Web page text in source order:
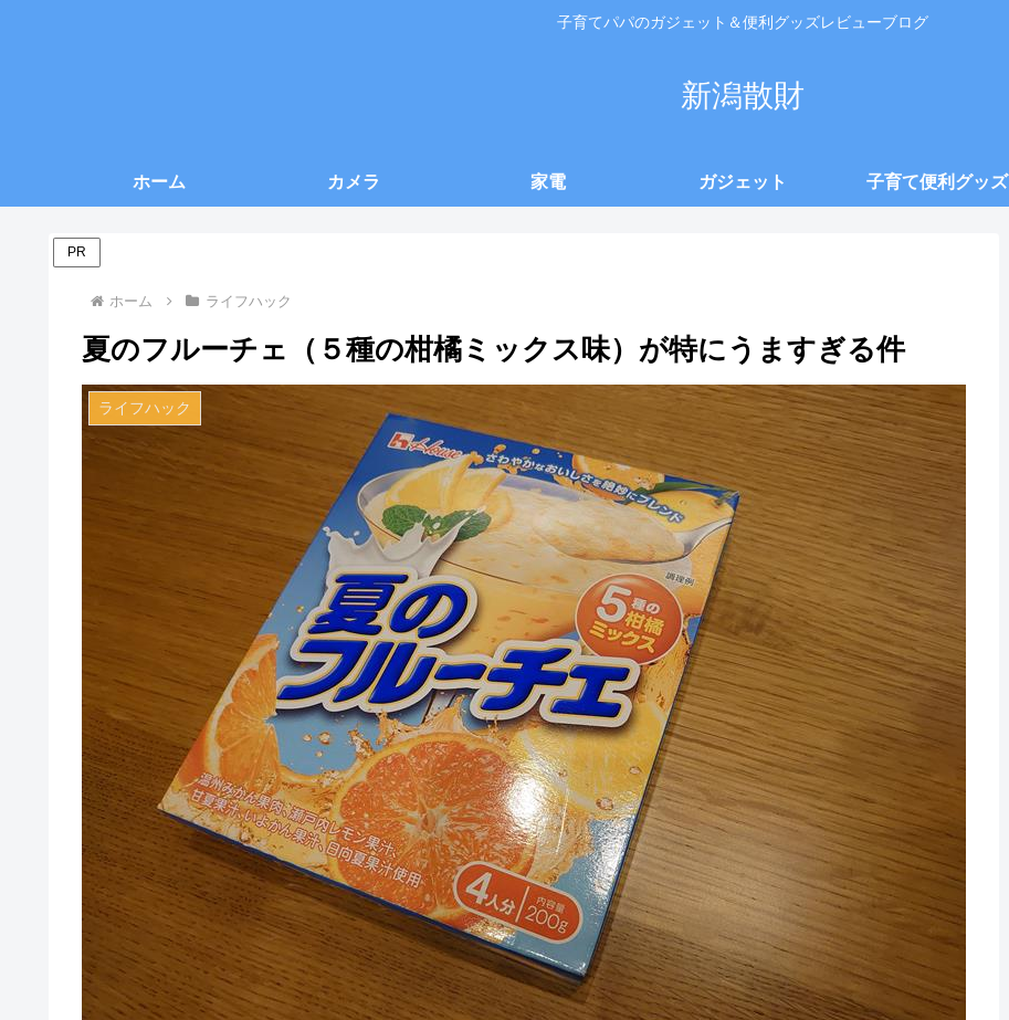
子育てパパのガジェット＆便利グッズレビューブログ
新潟散財
ホーム カメラ 家電 ガジェット 子育て便利グッズ
PR
ホーム ライフハック
夏のフルーチェ（５種の柑橘ミックス味）が特にうますぎる件
ライフハック